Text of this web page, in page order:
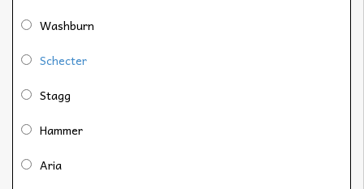
Washburn
Schecter
Stagg
Hammer
Aria